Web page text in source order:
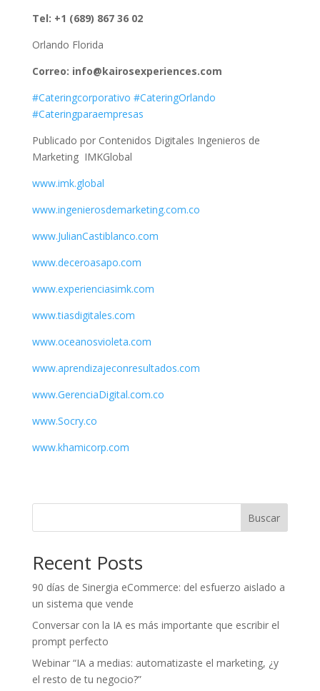
Tel: +1 (689) 867 36 02
Orlando Florida
Correo: info@kairosexperiences.com
#Cateringcorporativo #CateringOrlando
#Cateringparaempresas
Publicado por Contenidos Digitales Ingenieros de
Marketing IMKGlobal
www.imk.global
www.ingenierosdemarketing.com.co
www.JulianCastiblanco.com
www.deceroasapo.com
www.experienciasimk.com
www.tiasdigitales.com
www.oceanosvioleta.com
www.aprendizajeconresultados.com
www.GerenciaDigital.com.co
www.Socry.co
www.khamicorp.com
Buscar
Recent Posts
90 días de Sinergia eCommerce: del esfuerzo aislado a
un sistema que vende
Conversar con la IA es más importante que escribir el
prompt perfecto
Webinar “IA a medias: automatizaste el marketing, ¿y
el resto de tu negocio?”